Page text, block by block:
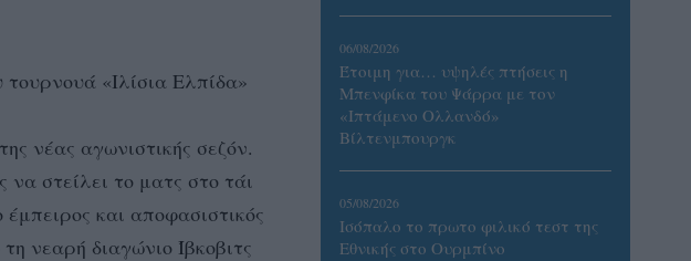
«Ιλίσια Ελπίδα»
νέας αγωνιστικής σεζόν.
στείλει το ματς στο τάι
και αποφασιστικός
νεαρή διαγώνιο Ίβκοβιτς
06/08/2026
Έτοιμη για… υψηλές πτήσεις η
Μπενφίκα του Ψάρρα με τον
«Ιπτάμενο Ολλανδό»
Βίλτενμπουργκ
05/08/2026
Ισόπαλο το πρωτο φιλικό τεστ της
Εθνικής στο Ουρμπίνο